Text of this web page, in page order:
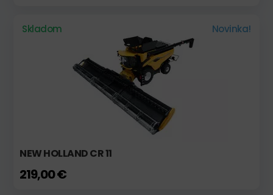
Skladom Novinka!
NEW HOLLAND CR 11
219,00 €